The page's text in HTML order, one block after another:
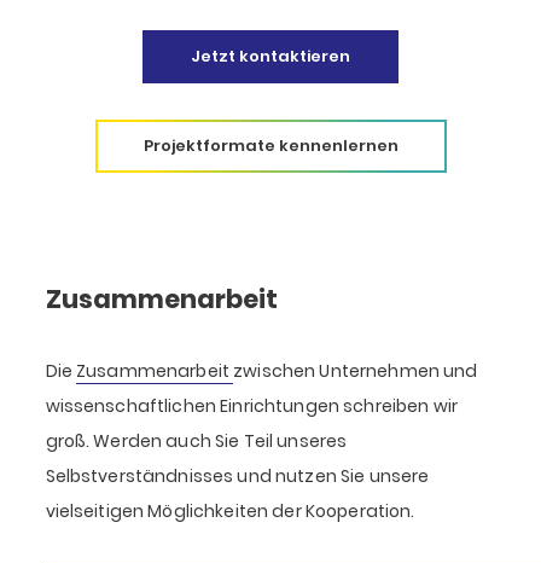
Jetzt kontaktieren
Projektformate kennenlernen
Zusammen­arbeit
Die Zusammenarbeit zwischen Unternehmen und
wissenschaftlichen Einrichtungen schreiben wir
groß. Werden auch Sie Teil unseres
Selbstverständnisses und nutzen Sie unsere
vielseitigen Möglichkeiten der Kooperation.